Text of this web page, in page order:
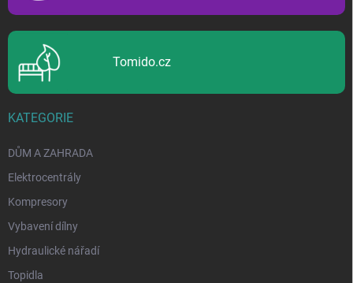
Tomido.cz
KATEGORIE
DŮM A ZAHRADA
Elektrocentrály
Kompresory
Vybavení dílny
Hydraulické nářadí
Topidla